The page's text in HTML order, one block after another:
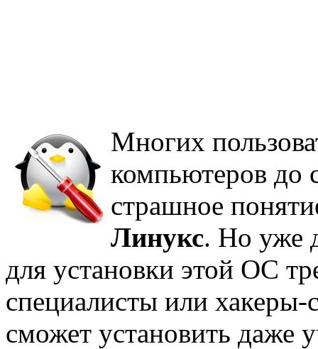
Многих
компьютеров до
страшное
Линукс. Но уже
для установки этой ОС
специалисты или
сможет установить даже